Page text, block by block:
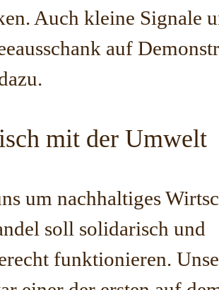
Auch kleine Signale
auf
mit der Umwelt
um nachhaltiges
soll solidarisch und
funktionieren.